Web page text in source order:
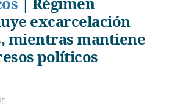
excarcelación
mientras mantiene
políticos